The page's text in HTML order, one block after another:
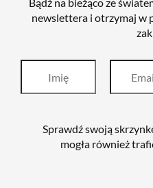
newslettera i otrzymaj w
Sprawdź swoją
mogła również